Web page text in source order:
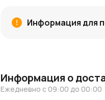
Применение: кашпо для
Вдохновение и идеи:
Информация для
Информация о
Ежедневно с 09:00 до 00:00